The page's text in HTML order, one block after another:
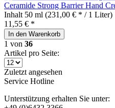
Ceramide Strong Barrier Hand
Inhalt 50 ml (231,00 € * / 1 Liter)
11,55 € *
In den Warenkorb
1 von 36
Artikel pro Seite:
Zuletzt angesehen
Service Hotline
Unterstützung erhalten Sie unter: